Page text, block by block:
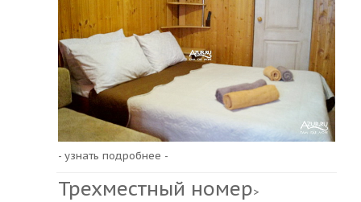
- узнать подробнее -
Трехместный номер>